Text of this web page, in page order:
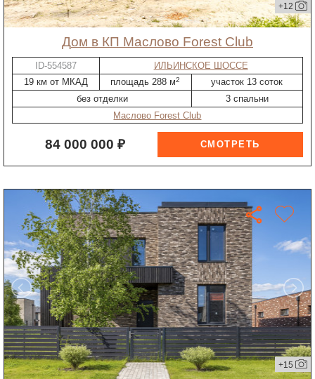
+12
дом в КП Маслово Forest Club
ID-554587
ИЛЬИНСКОЕ ШОССЕ
19 км от МКАД
площадь 288 м2
участок 13 соток
без отделки
3 спальни
Маслово Forest Club
84 000 000 ₽
+15